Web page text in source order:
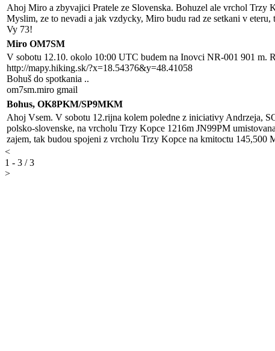
Ahoj Miro a zbyvajici Pratele ze Slovenska. Bohuzel ale vrchol Trzy
Myslim, ze to nevadi a jak vzdycky, Miro budu rad ze setkani v eteru,
Vy 73!
Miro OM7SM
V sobotu 12.10. okolo 10:00 UTC budem na Inovci NR-001 901 m.
http://mapy.hiking.sk/?x=18.54376&y=48.41058
Bohuš do spotkania ..
om7sm.miro gmail
Bohus, OK8PKM/SP9MKM
Ahoj Vsem. V sobotu 12.rijna kolem poledne z iniciativy Andrzeja,
polsko-slovenske, na vrcholu Trzy Kopce 1216m JN99PM
zajem, tak budou spojeni z vrcholu Trzy Kopce na kmitoctu 145,500
<
1 - 3 / 3
>